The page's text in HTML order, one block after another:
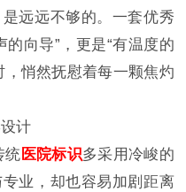
远远不够的。一套优秀
向导”，更是“有温度的
，悄然抚慰着每一颗焦灼
计
统 医院标识多采用冷峻的
业，却也容易加剧距离